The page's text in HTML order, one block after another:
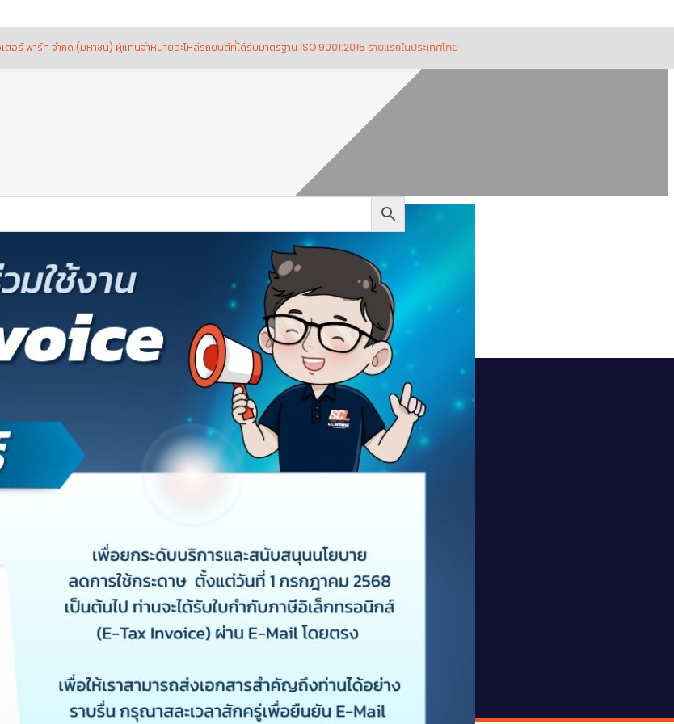
กัด (มหาชน) ผู้แทนจำหน่ายอะไหล่รถยนต์ที่ได้รับมาตรฐาน ISO 9001:2015 รายแรกในประเทศไทย